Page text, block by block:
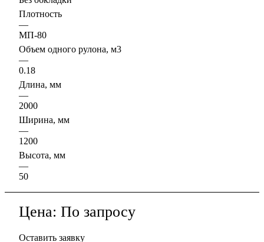
Плотность
—
МП-80
Объем одного рулона, м3
—
0.18
Длина, мм
—
2000
Ширина, мм
—
1200
Высота, мм
—
50
Цена: По запросу
Оставить заявку